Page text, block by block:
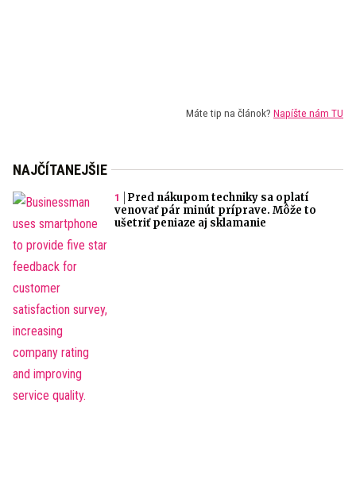
Máte tip na článok? Napíšte nám TU
NAJČÍTANEJŠIE
Pred nákupom techniky sa oplatí
venovať pár minút príprave. Môže to
ušetriť peniaze aj sklamanie